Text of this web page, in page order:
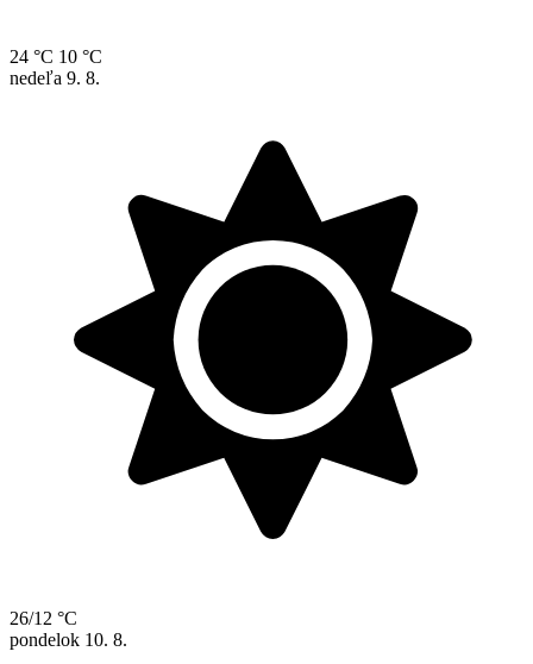
24 °C 10 °C
nedeľa 9. 8.
26/12 °C
pondelok 10. 8.